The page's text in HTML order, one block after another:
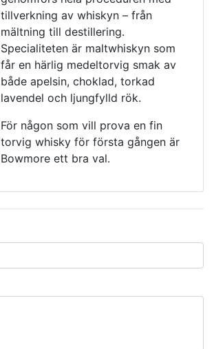
tillverkning av whiskyn – från
mältning till destillering.
Specialiteten är maltwhiskyn som
får en härlig medeltorvig smak av
både apelsin, choklad, torkad
lavendel och ljungfylld rök.
För någon som vill prova en fin
torvig whisky för första gången är
Bowmore ett bra val.